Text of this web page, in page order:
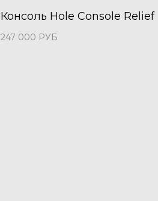
Консоль Hole Console Relief
247 000 РУБ